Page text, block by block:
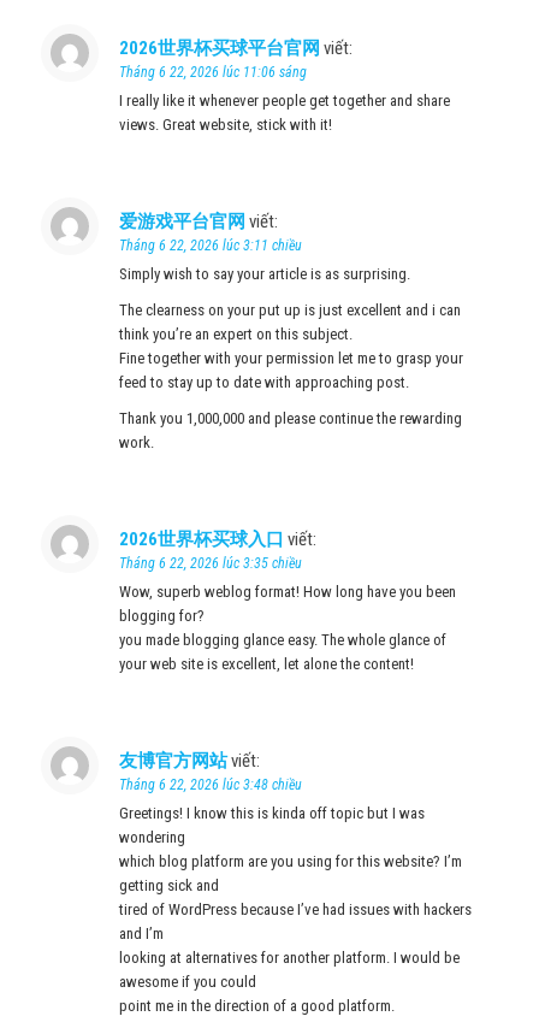
2026世界杯买球平台官网 viết:
Tháng 6 22, 2026 lúc 11:06 sáng
I really like it whenever people get together and share
views. Great website, stick with it!
爱游戏平台官网 viết:
Tháng 6 22, 2026 lúc 3:11 chiều
Simply wish to say your article is as surprising.
The clearness on your put up is just excellent and i can
think you’re an expert on this subject.
Fine together with your permission let me to grasp your
feed to stay up to date with approaching post.
Thank you 1,000,000 and please continue the rewarding
work.
2026世界杯买球入口 viết:
Tháng 6 22, 2026 lúc 3:35 chiều
Wow, superb weblog format! How long have you been
blogging for?
you made blogging glance easy. The whole glance of
your web site is excellent, let alone the content!
友博官方网站viết:
Tháng 6 22, 2026 lúc 3:48 chiều
Greetings! I know this is kinda off topic but I was
wondering
which blog platform are you using for this website? I’m
getting sick and
tired of WordPress because I’ve had issues with hackers
and I’m
looking at alternatives for another platform. I would be
awesome if you could
point me in the direction of a good platform.